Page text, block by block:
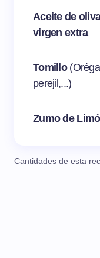
Aceite de
virgen extra
Tomillo
perejil,...)
Zumo de
Cantidades de esta